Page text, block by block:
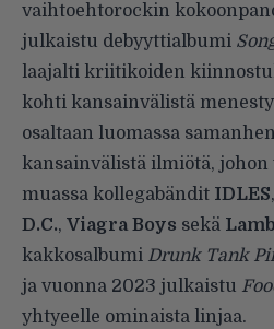
vaihtoehtorockin
julkaistu debyyttialbumi
laajalti kriitikoiden
kohti kansainvälistä
osaltaan luomassa
kansainvälistä ilmiötä,
muassa kollegabändit IDLES,
D.C., Viagra Boys sekä
kakkosalbumi Drunk Tank
ja vuonna 2023 julkaistu
yhtyeelle ominaista linjaa.